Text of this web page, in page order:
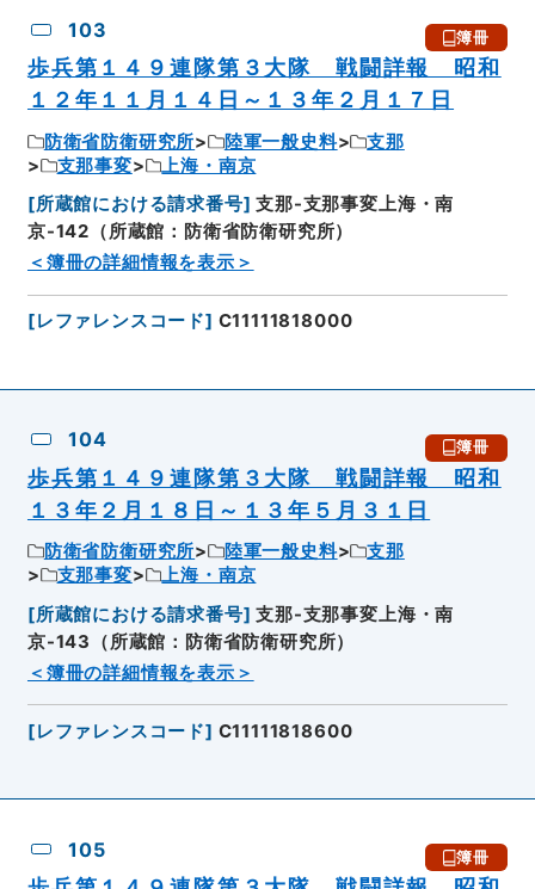
103 簿冊
歩兵第１４９連隊第３大隊 戦闘詳報 昭和
１２年１１月１４日～１３年２月１７日
防衛省防衛研究所 陸軍一般史料
支那
支那事変
上海・南京
[所蔵館における請求番号] 支那-支那事変上海・南
京-142（所蔵館：防衛省防衛研究所）
＜簿冊の詳細情報を表示＞
[レファレンスコード] C11111818000
104 簿冊
歩兵第１４９連隊第３大隊 戦闘詳報 昭和
１３年２月１８日～１３年５月３１日
防衛省防衛研究所 陸軍一般史料
支那
支那事変
上海・南京
[所蔵館における請求番号] 支那-支那事変上海・南
京-143（所蔵館：防衛省防衛研究所）
＜簿冊の詳細情報を表示＞
[レファレンスコード] C11111818600
105 簿冊